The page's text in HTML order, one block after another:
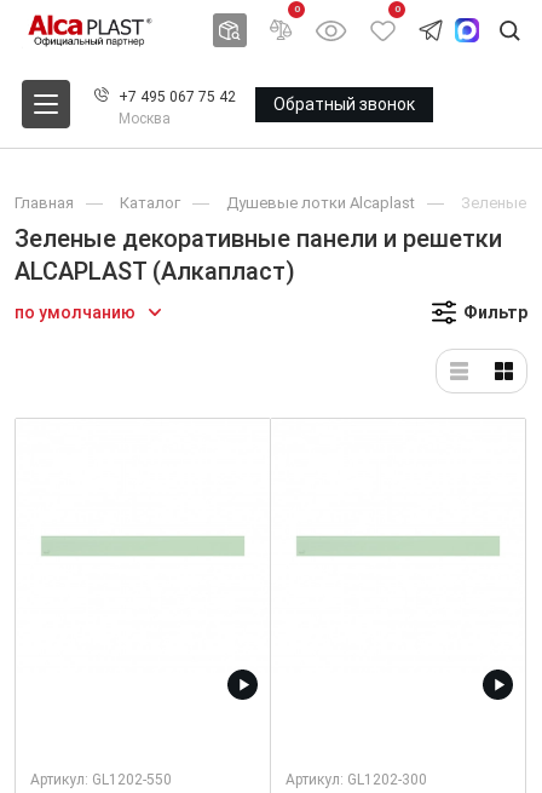
0 0
+7 495 067 75 42
Москва
Обратный звонок
Главная Каталог Душевые лотки Alcaplast Зеленые
Зеленые декоративные панели и решетки
ALCAPLAST (Алкапласт)
по умолчанию Фильтр
Артикул: GL1202-550 Артикул: GL1202-300